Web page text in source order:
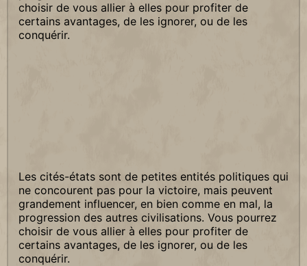
choisir de vous allier à elles pour profiter de
certains avantages, de les ignorer, ou de les
conquérir.
Les cités-états sont de petites entités politiques qui
ne concourent pas pour la victoire, mais peuvent
grandement influencer, en bien comme en mal, la
progression des autres civilisations. Vous pourrez
choisir de vous allier à elles pour profiter de
certains avantages, de les ignorer, ou de les
conquérir.